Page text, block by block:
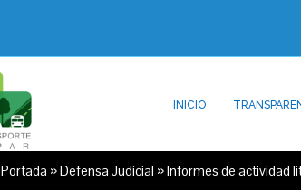
INICIO
Portada »Defensa Judicial »Informes de actividad